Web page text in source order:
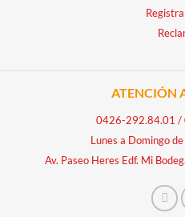
ATENCIÓN
0426-292.84.01 /
Lunes a Domingo
Av. Paseo Heres Edf. Mi